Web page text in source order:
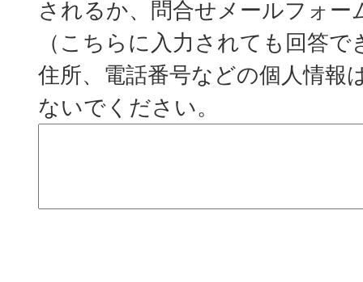
されるか、問合せメールフォー
（こちらに入力されても回答
住所、電話番号などの個人情報
ないでください。